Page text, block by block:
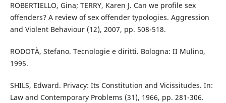
ROBERTIELLO, Gina; TERRY, Karen J. Can we profile sex
offenders? A review of sex offender typologies. Aggression
and Violent Behaviour (12), 2007, pp. 508-518.
RODOTÀ, Stefano. Tecnologie e diritti. Bologna: II Mulino,
1995.
SHILS, Edward. Privacy: Its Constitution and Vicissitudes. In:
Law and Contemporary Problems (31), 1966, pp. 281-306.